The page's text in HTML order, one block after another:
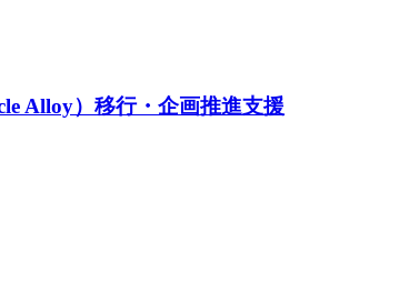
Alloy）移行・企画推進支援